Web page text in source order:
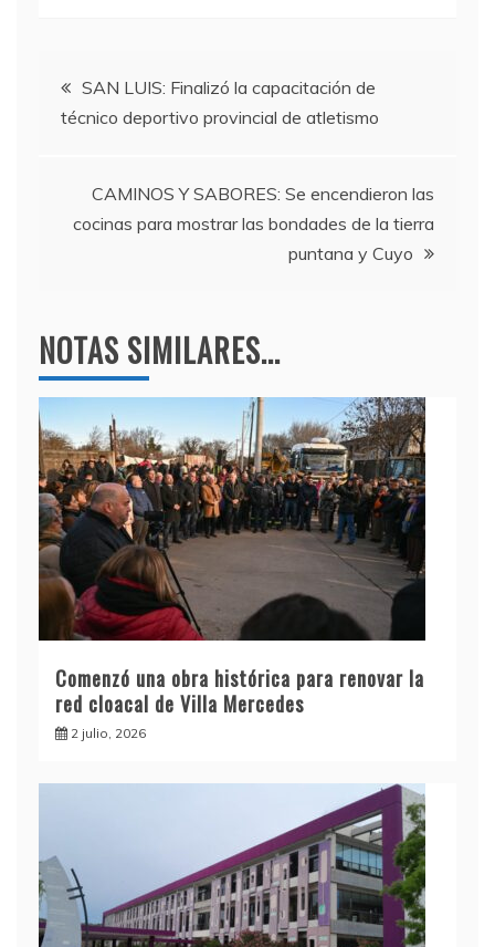
b
o
k
a
m
A
p
Navegación
de
entradas
SAN LUIS: Finalizó la capacitación de
técnico deportivo provincial de atletismo
CAMINOS Y SABORES: Se encendieron las
cocinas para mostrar las bondades de la tierra
puntana y Cuyo
NOTAS SIMILARES...
Comenzó una obra histórica para renovar la
red cloacal de Villa Mercedes
2 julio, 2026